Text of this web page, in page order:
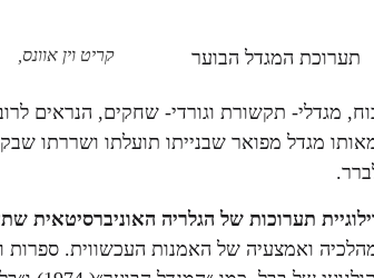
קריט וין אוונס, תערוכת המגדל הבוער
מגדלי- תקשורת וגורדי- שחקים, הנראים
מגדל מפואר שבנייתו תועלתו ושררתו
תערוכות של הגלריה האוניברסיטאית
ואמצעיה של האמנות העכשווית. ספרות